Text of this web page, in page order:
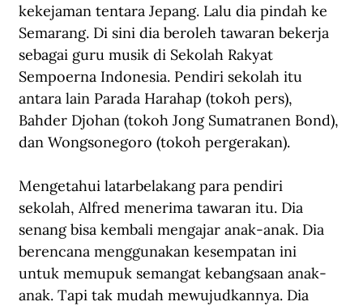
kekejaman tentara Jepang. Lalu dia pindah ke
Semarang. Di sini dia beroleh tawaran bekerja
sebagai guru musik di Sekolah Rakyat
Sempoerna Indonesia. Pendiri sekolah itu
antara lain Parada Harahap (tokoh pers),
Bahder Djohan (tokoh Jong Sumatranen Bond),
dan Wongsonegoro (tokoh pergerakan).
Mengetahui latarbelakang para pendiri
sekolah, Alfred menerima tawaran itu. Dia
senang bisa kembali mengajar anak-anak. Dia
berencana menggunakan kesempatan ini
untuk memupuk semangat kebangsaan anak-
anak. Tapi tak mudah mewujudkannya. Dia